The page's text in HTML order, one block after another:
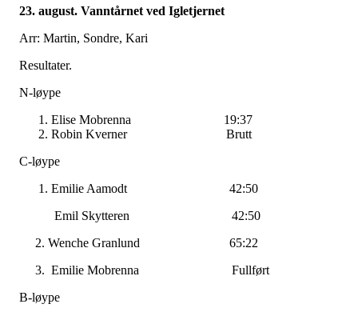
23. august. Vanntårnet ved Igletjernet
Arr: Martin, Sondre, Kari
Resultater.
N-løype
Elise Mobrenna 19:37
Robin Kverner Brutt
C-løype
Emilie Aamodt 42:50
Emil Skytteren 42:50
2. Wenche Granlund 65:22
3. Emilie Mobrenna Fullført
B-løype